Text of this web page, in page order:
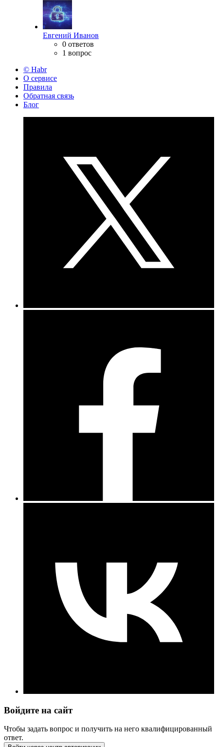
Евгений Иванов
0 ответов
1 вопрос
© Habr
О сервисе
Правила
Обратная связь
Блог
Войдите на сайт
Чтобы задать вопрос и получить на него квалифицированный
ответ.